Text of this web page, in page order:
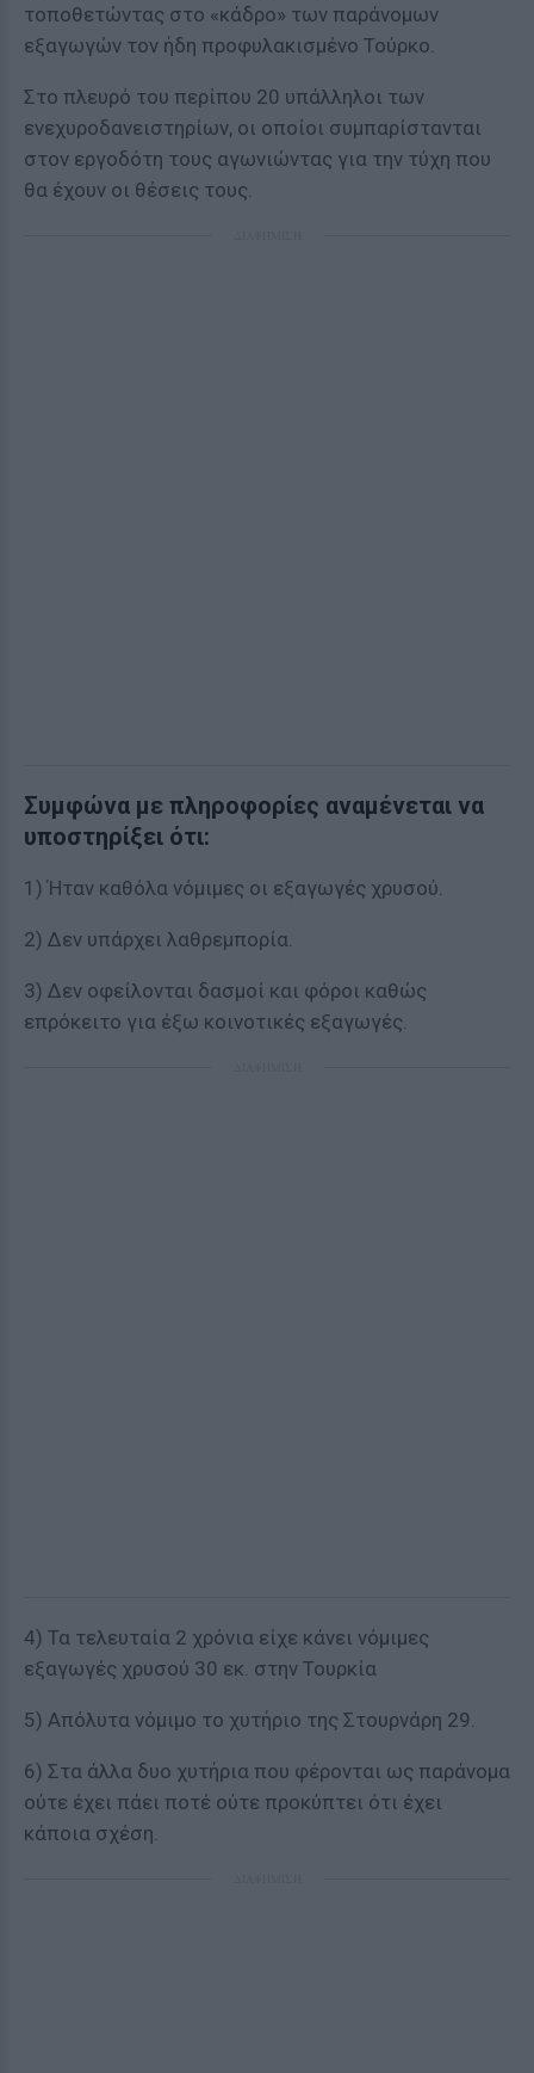
τοποθετώντας στο «κάδρο» των παράνομων
εξαγωγών τον ήδη προφυλακισμένο Τούρκο.
Στο πλευρό του περίπου 20 υπάλληλοι των
ενεχυροδανειστηρίων, οι οποίοι συμπαρίστανται
στον εργοδότη τους αγωνιώντας για την τύχη που
θα έχουν οι θέσεις τους.
Συμφώνα με πληροφορίες αναμένεται να
υποστηρίξει ότι:
1) Ήταν καθόλα νόμιμες οι εξαγωγές χρυσού.
2) Δεν υπάρχει λαθρεμπορία.
3) Δεν οφείλονται δασμοί και φόροι καθώς
επρόκειτο για έξω κοινοτικές εξαγωγές.
4) Τα τελευταία 2 χρόνια είχε κάνει νόμιμες
εξαγωγές χρυσού 30 εκ. στην Τουρκία
5) Απόλυτα νόμιμο το χυτήριο της Στουρνάρη 29.
6) Στα άλλα δυο χυτήρια που φέρονται ως παράνομα
ούτε έχει πάει ποτέ ούτε προκύπτει ότι έχει
κάποια σχέση.